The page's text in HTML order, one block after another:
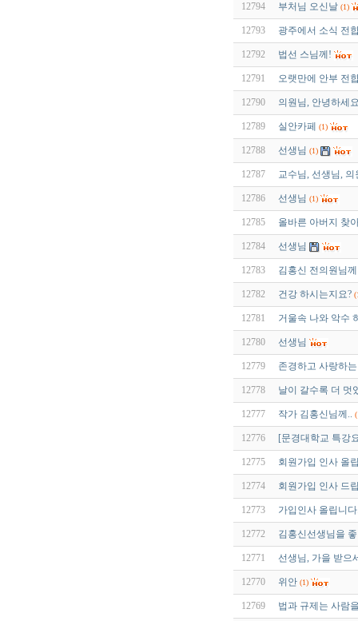
12794 부처님 오신날 (1)
12793 광주에서 소식 전
12792 법선 스님께!
12791 오랫만에 안부 전
12790 의원님, 안녕하세
12789 실안카페 (1)
12788 선생님 (1)
12787 교수님, 선생님,
12786 선생님 (1)
12785 올바른 아버지 찾
12784 선생님
12783 김홍신 전의원님
12782 건강 하시는지요?
12781 거울속 나와 악수
12780 선생님
12779 존경하고 사랑하
12778 날이 갈수록 더 멋
12777 작가 김홍신님께..
12776 [문경대학교 특강
12775 회원가입 인사 올
12774 회원가입 인사 드
12773 가입인사 올립니
12772 김홍신선생님을
12771 선생님, 가을 받으
12770 위안 (1)
12769 법과 규제는 사람